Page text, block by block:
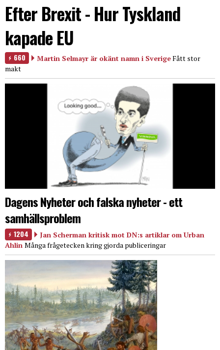
Efter Brexit - Hur Tyskland
kapade EU
660 Martin Selmayr är okänt namn i SverigeFått stor
makt
Dagens Nyheter och falska nyheter - ett
samhällsproblem
1204
Jan Scherman kritisk mot DN:s artiklar om Urban
Ahlin Många frågetecken kring gjorda publiceringar